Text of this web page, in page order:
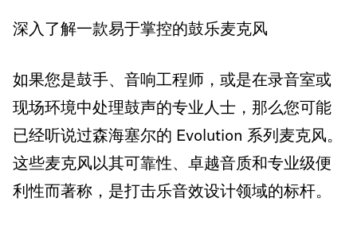
深入了解一款易于掌控的鼓乐麦克风
如果您是鼓手、音响工程师，或是在录音室或
现场环境中处理鼓声的专业人士，那么您可能
已经听说过森海塞尔的 Evolution 系列麦克风。
这些麦克风以其可靠性、卓越音质和专业级便
利性而著称，是打击乐音效设计领域的标杆。